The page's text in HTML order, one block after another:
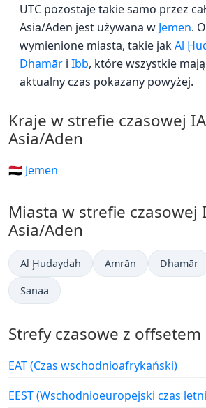
UTC pozostaje takie samo przez
Asia/Aden jest używana w Jemen.
wymienione miasta, takie jakAl
Dhamār i Ibb, które wszystkie
aktualny czas pokazany powyżej.
Kraje w strefie czasowej
Asia/Aden
🇾🇪 Jemen
Miasta w strefie czasowej
Asia/Aden
Al Ḩudaydah Amrān Dhamār
Sanaa
Strefy czasowe z offsetem
EAT (Czas wschodnioafrykański)
EEST (Wschodnioeuropejski czas